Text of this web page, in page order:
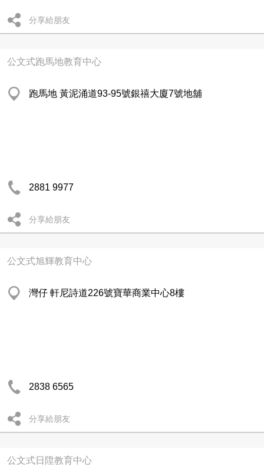
分享給朋友
公文式跑馬地教育中心
跑馬地 黃泥涌道93-95號銀禧大廈7號地舖
2881 9977
分享給朋友
公文式旭輝教育中心
灣仔 軒尼詩道226號寶華商業中心8樓
2838 6565
分享給朋友
公文式日陞教育中心